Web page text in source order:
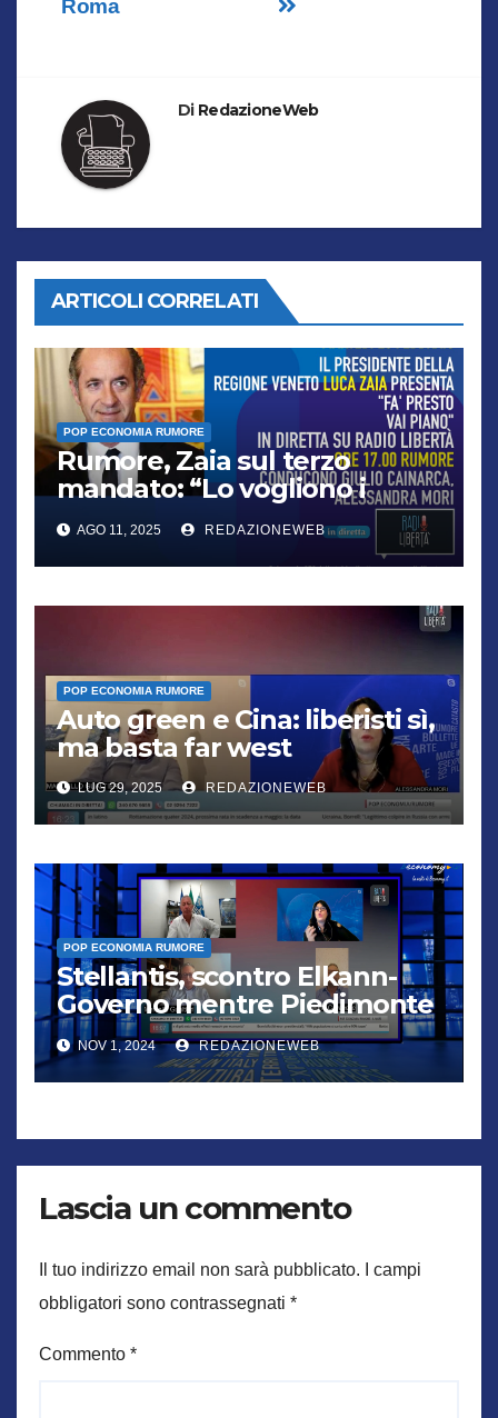
Roma
Di RedazioneWeb
ARTICOLI CORRELATI
POP ECONOMIA RUMORE
Rumore, Zaia sul terzo
mandato: “Lo vogliono i
cittadini, chi non lo capisce
verrà punito”
AGO 11, 2025 REDAZIONEWEB
POP ECONOMIA RUMORE
Auto green e Cina: liberisti sì,
ma basta far west
LUG 29, 2025 REDAZIONEWEB
POP ECONOMIA RUMORE
Stellantis, scontro Elkann-
Governo mentre Piedimonte
trema
NOV 1, 2024 REDAZIONEWEB
Lascia un commento
Il tuo indirizzo email non sarà pubblicato.
I campi
obbligatori sono contrassegnati *
Commento *